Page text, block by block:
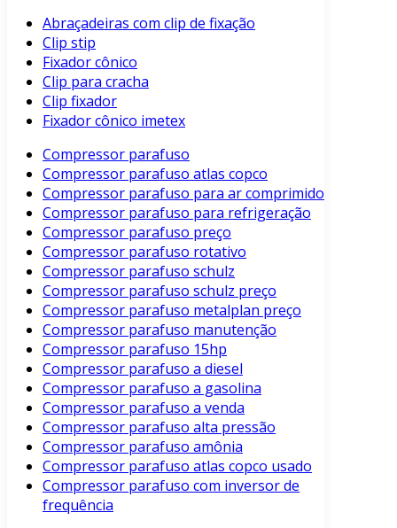
Abraçadeiras com clip de fixação
Clip stip
Fixador cônico
Clip para cracha
Clip fixador
Fixador cônico imetex
Compressor parafuso
Compressor parafuso atlas copco
Compressor parafuso para ar comprimido
Compressor parafuso para refrigeração
Compressor parafuso preço
Compressor parafuso rotativo
Compressor parafuso schulz
Compressor parafuso schulz preço
Compressor parafuso metalplan preço
Compressor parafuso manutenção
Compressor parafuso 15hp
Compressor parafuso a diesel
Compressor parafuso a gasolina
Compressor parafuso a venda
Compressor parafuso alta pressão
Compressor parafuso amônia
Compressor parafuso atlas copco usado
Compressor parafuso com inversor de
frequência